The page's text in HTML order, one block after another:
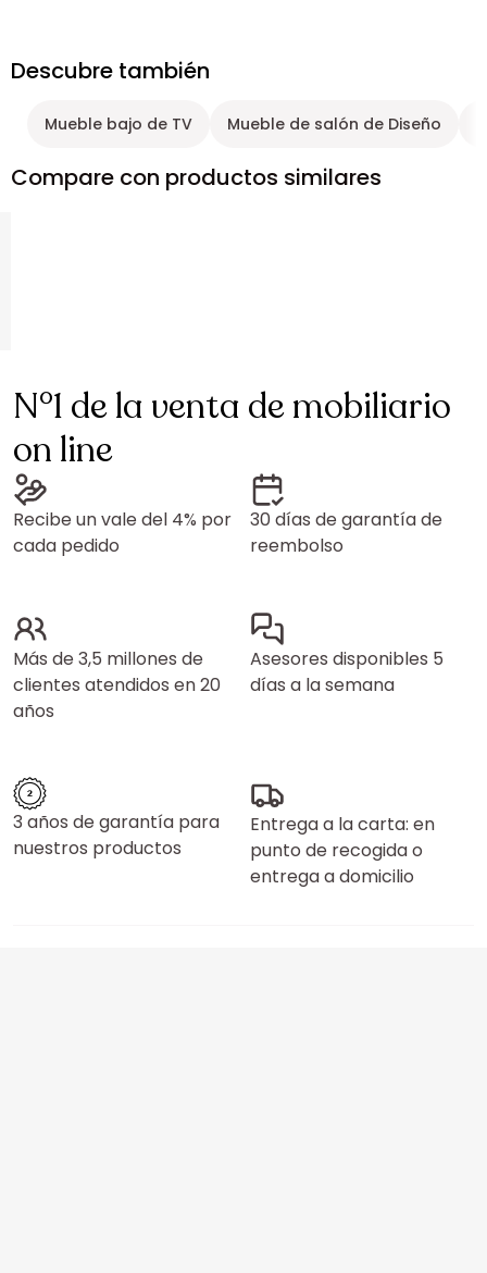
Descubre también
Mueble bajo de TV Mueble de salón de Diseño
Compare con productos similares
N°1 de la venta de mobiliario
on line
Recibe un vale del 4% por
cada pedido
30 días de garantía de
reembolso
Más de 3,5 millones de
clientes atendidos en 20
años
Asesores disponibles 5
días a la semana
3 años de garantía para
nuestros productos
Entrega a la carta: en
punto de recogida o
entrega a domicilio